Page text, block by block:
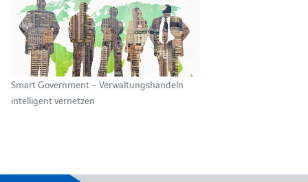
Smart Government – Verwaltungshandeln
intelligent vernetzen